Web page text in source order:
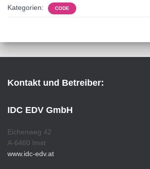
Kategorien: CODE
Kontakt und Betreiber:
IDC EDV GmbH
Eichenweg 42
A-6460 Imst
www.idc-edv.at